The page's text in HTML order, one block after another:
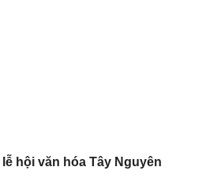
hội văn hóa Tây Nguyên